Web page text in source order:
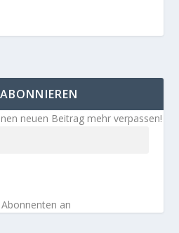
neuen Beitrag mehr verpassen!
an